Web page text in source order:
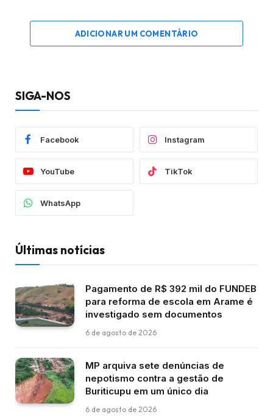
ADICIONAR UM COMENTÁRIO
SIGA-NOS
Facebook Instagram
YouTube TikTok
WhatsApp
Últimas notícias
Pagamento de R$ 392 mil do FUNDEB
para reforma de escola em Arame é
investigado sem documentos
6 de agosto de 2026
MP arquiva sete denúncias de
nepotismo contra a gestão de
Buriticupu em um único dia
6 de agosto de 2026